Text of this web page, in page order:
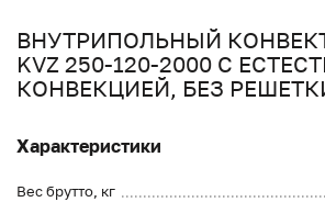
ВНУТРИПОЛЬНЫЙ
KVZ 250-120-2000 С
КОНВЕКЦИЕЙ, БЕЗ
Характеристики
Вес брутто, кг